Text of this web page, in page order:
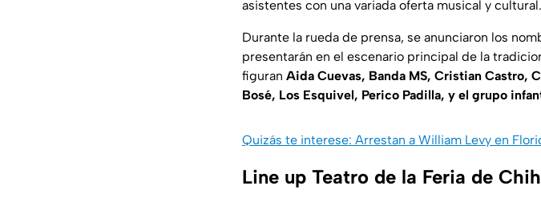
asistentes con una variada oferta musical y cultural.
Durante la rueda de prensa, se anunciaron los
presentarán en el escenario principal de la
figuran Aida Cuevas, Banda MS, Cristian Castro,
Bosé, Los Esquivel, Perico Padilla, y el grupo
Quizás te interese: Arrestan a William Levy en
Line up Teatro de la Feria de